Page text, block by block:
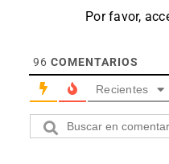
Por favor,
96 COMENTARIOS
Recientes